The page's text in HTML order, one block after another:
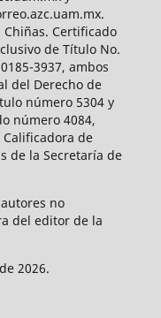
Chiñas. Certificado
de Título No.
3937, ambos
del Derecho de
número 5304 y
número 4084,
de
de la Secretaría de
no
del editor de la
2026.